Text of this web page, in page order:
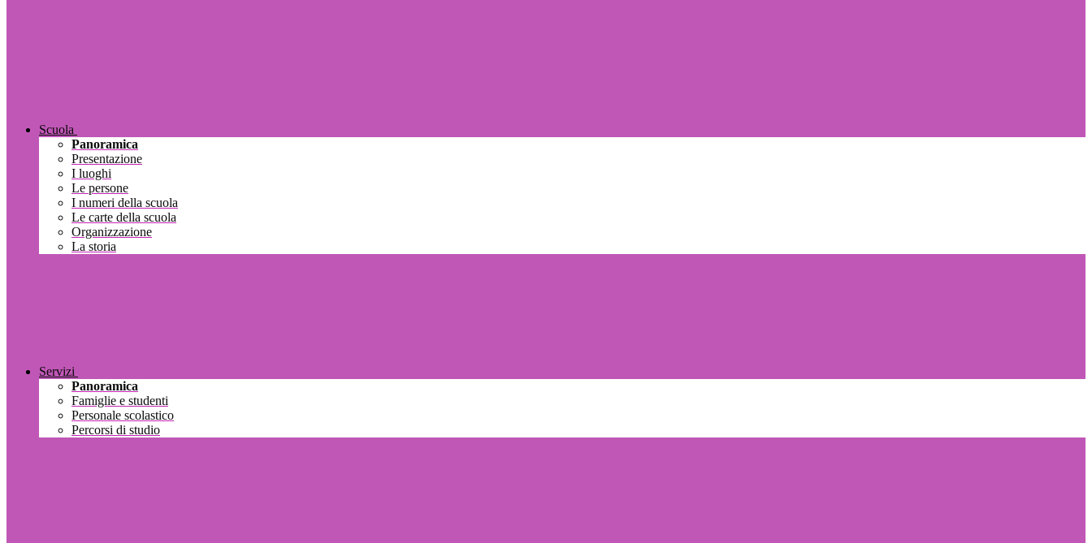
Scuola
Panoramica
Presentazione
I luoghi
Le persone
I numeri della scuola
Le carte della scuola
Organizzazione
La storia
Servizi
Panoramica
Famiglie e studenti
Personale scolastico
Percorsi di studio